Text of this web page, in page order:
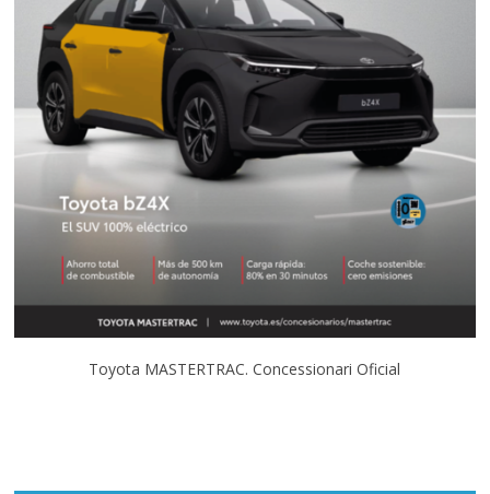
Toyota MASTERTRAC. Concessionari Oficial